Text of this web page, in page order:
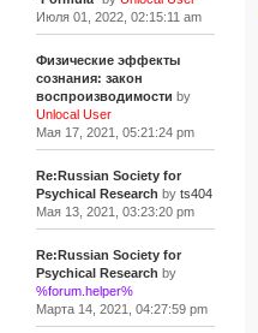
Июля 01, 2022, 02:15:11 am
Физические эффекты
сознания: закон
воспроизводимости by
Unlocal User
Мая 17, 2021, 05:21:24 pm
Re:Russian Society for
Psychical Research by ts404
Мая 13, 2021, 03:23:20 pm
Re:Russian Society for
Psychical Research by
%forum.helper%
Марта 14, 2021, 04:27:59 pm